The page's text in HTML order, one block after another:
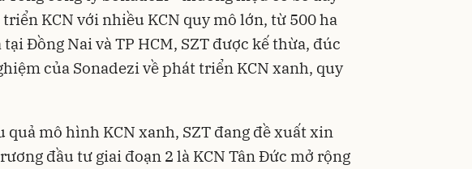
KCN với nhiều KCN quy mô lớn, từ 500 ha
Đồng Nai và TP HCM, SZT được kế thừa, đúc
của Sonadezi về phát triển KCN xanh, quy
mô hình KCN xanh, SZT đang đề xuất xin
đầu tư giai đoạn 2 là KCN Tân Đức mở rộng